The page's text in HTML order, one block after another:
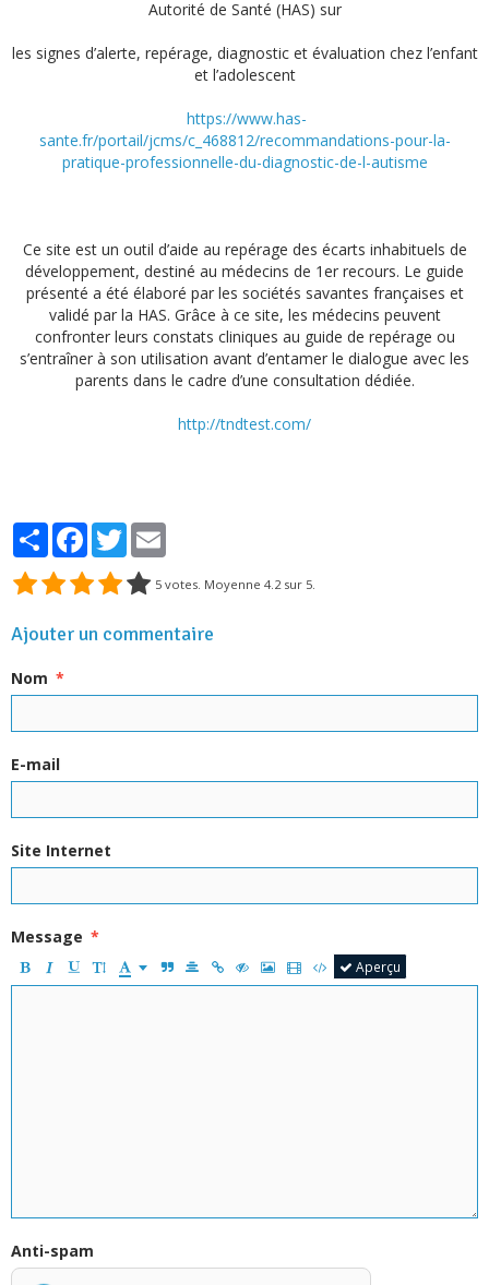
Autorité de Santé (HAS) sur
les signes d’alerte, repérage, diagnostic et évaluation chez l’enfant
et l’adolescent
https://www.has-
sante.fr/portail/jcms/c_468812/recommandations-pour-la-
pratique-professionnelle-du-diagnostic-de-l-autisme
Ce site est un outil d’aide au repérage des écarts inhabituels de
développement, destiné au médecins de 1er recours. Le guide
présenté a été élaboré par les sociétés savantes françaises et
validé par la HAS. Grâce à ce site, les médecins peuvent
confronter leurs constats cliniques au guide de repérage ou
s’entraîner à son utilisation avant d’entamer le dialogue avec les
parents dans le cadre d’une consultation dédiée.
http://tndtest.com/
PartagerFacebook
Twitter
5 votes. Moyenne 4.2 sur 5.
Ajouter un commentaire
Nom
E-mail
Site Internet
Message
Aperçu
Anti-spam